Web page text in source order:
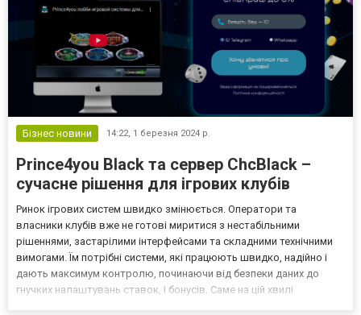
Бізнес новини 14:22, 1 березня 2024 р.
Prince4you Black та сервер ChcBlack –
сучасне рішення для ігрових клубів
Ринок ігрових систем швидко змінюється. Оператори та
власники клубів вже не готові миритися з нестабільними
рішеннями, застарілими інтерфейсами та складними технічними
вимогами. Їм потрібні системи, які працюють швидко, надійно і
дають максимум контролю, починаючи від безпеки даних до
гнучких налаштувань ставок, і бонусів. Саме на цій хвилі